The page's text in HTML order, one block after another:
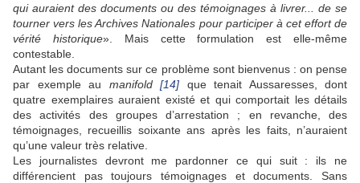
qui auraient des documents ou des témoignages à livrer... de se
tourner vers les Archives Nationales pour participer à cet effort de
vérité historique». Mais cette formulation est elle-même
contestable.
Autant les documents sur ce problème sont bienvenus : on pense
par exemple au manifold [14] que tenait Aussaresses, dont
quatre exemplaires auraient existé et qui comportait les détails
des activités des groupes d’arrestation ; en revanche, des
témoignages, recueillis soixante ans après les faits, n’auraient
qu’une valeur très relative.
Les journalistes devront me pardonner ce qui suit : ils ne
différencient pas toujours témoignages et documents. Sans